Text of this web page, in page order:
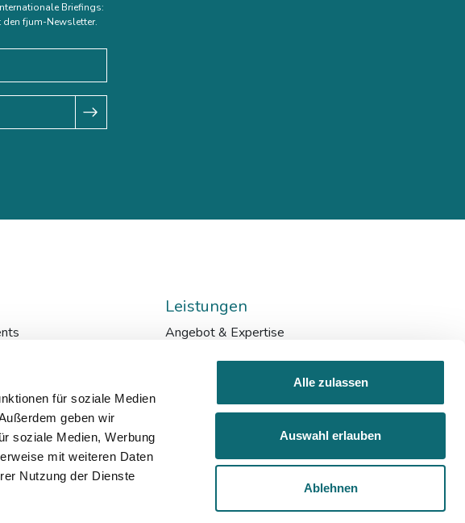
für soziale Medien
geben wir
soziale Medien, Werbung
mit weiteren Daten
Nutzung der Dienste
Alle zulassen
Auswahl erlauben
Ablehnen
Briefings:
fjum-Newsletter.
im Kontext
Leistungen
Angebot & Expertise